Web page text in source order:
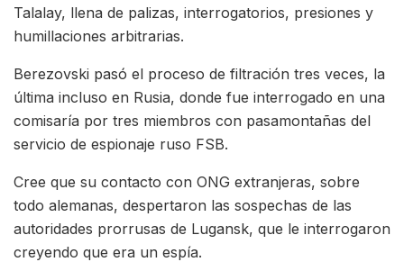
Talalay, llena de palizas, interrogatorios, presiones y
humillaciones arbitrarias.
Berezovski pasó el proceso de filtración tres veces, la
última incluso en Rusia, donde fue interrogado en una
comisaría por tres miembros con pasamontañas del
servicio de espionaje ruso FSB.
Cree que su contacto con ONG extranjeras, sobre
todo alemanas, despertaron las sospechas de las
autoridades prorrusas de Lugansk, que le interrogaron
creyendo que era un espía.